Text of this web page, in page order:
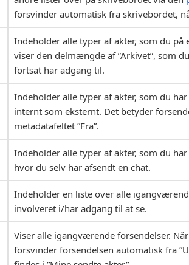
forsvinder automatisk fra skrivebordet,
Indeholder alle typer af akter, som du på
viser den delmængde af ”Arkivet”, som
fortsat har adgang til.
Indeholder alle typer af akter, som du
internt som eksternt. Det betyder
metadatafeltet ”Fra”.
Indeholder alle typer af akter, som du
hvor du selv har afsendt en chat.
Indeholder en liste over alle
involveret i/har adgang til at se.
Viser alle igangværende forsendelser.
forsvinder forsendelsen automatisk fra